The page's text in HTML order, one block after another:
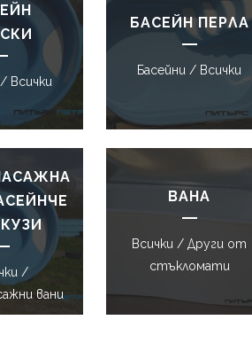
Всички
БАСЕЙН ПЕРЛА
Басейни / Всички
/
вани
ВАНА
Всички / Други от
стъкломати